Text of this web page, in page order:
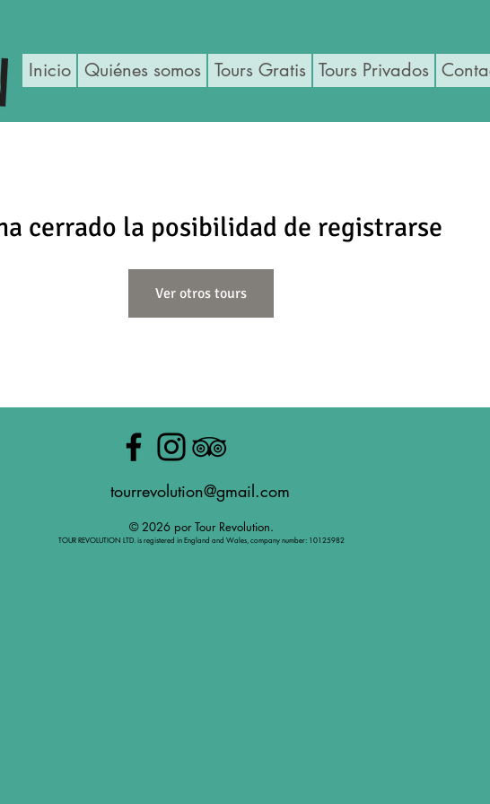
Inicio Quiénes somos Tours Gratis Tours Privados
cerrado la posibilidad de registrarse
Ver otros tours
tourrevolution@gmail.com
© 2026 por Tour Revolution.
TOUR REVOLUTION LTD. is registered in England and Wales, company number: 10125982